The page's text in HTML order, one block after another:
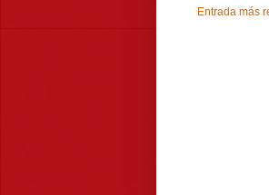
Entrada más